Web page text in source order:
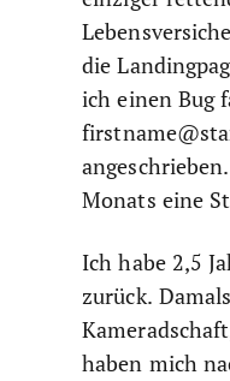
die
ich einen Bug
Monats eine
Ich habe 2,5
zurück.
haben mich